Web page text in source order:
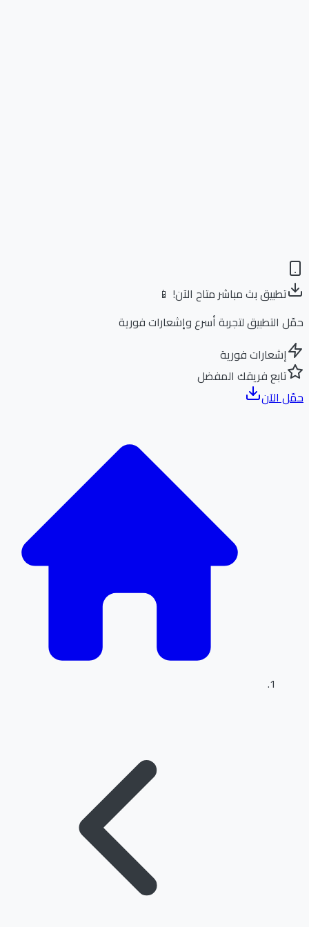
تطبيق بث مباشر متاح الآن! 📱
التطبيق لتجربة أسرع وإشعارات فورية
إشعارات فورية
تابع فريقك المفضل
الآن